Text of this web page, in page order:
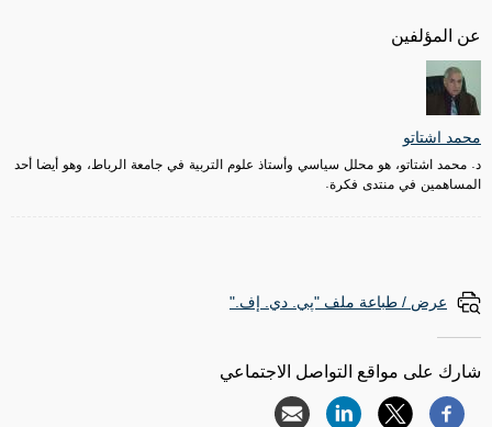
عن المؤلفين
محمد اشتاتو
د. محمد اشتاتو، هو محلل سياسي وأستاذ علوم التربية في جامعة الرباط، وهو أيضا أحد
المساهمين في منتدى فكرة.
عرض / طباعة ملف "پي. دي. إف."
شارك على مواقع التواصل الاجتماعي